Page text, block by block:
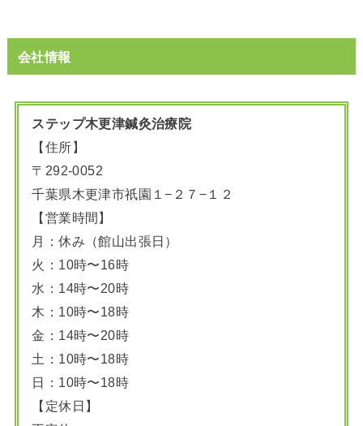
会社情報
ステップ木更津鍼灸治療院
【住所】
〒292-0052
千葉県木更津市祇園１−２７−１２
【営業時間】
月：休み（館山出張日）
火：10時〜16時
水：14時〜20時
木：10時〜18時
金：14時〜20時
土：10時〜18時
日：10時〜18時
【定休日】